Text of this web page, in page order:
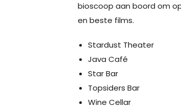
bioscoop aan boord om
en beste films.
Stardust Theater
Java Café
Star Bar
Topsiders Bar
Wine Cellar